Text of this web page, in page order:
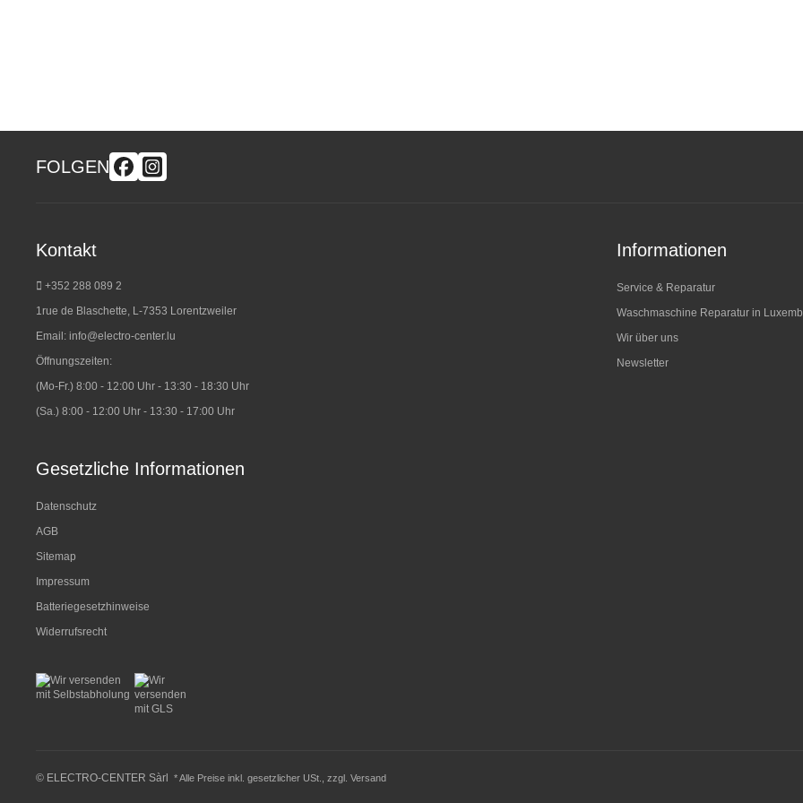
FOLGEN
Kontakt
+352 288 089 2
1rue de Blaschette, L-7353 Lorentzweiler
Email: info@electro-center.lu
Öffnungszeiten:
(Mo-Fr.) 8:00 - 12:00 Uhr - 13:30 - 18:30 Uhr
(Sa.) 8:00 - 12:00 Uhr - 13:30 - 17:00 Uhr
Informationen
Service & Reparatur
Waschmaschine Reparatur in
Wir über uns
Newsletter
Gesetzliche Informationen
Datenschutz
AGB
Sitemap
Impressum
Batteriegesetzhinweise
Widerrufsrecht
© ELECTRO-CENTER Sàrl * Alle Preise inkl. gesetzlicher USt., zzgl. Versand